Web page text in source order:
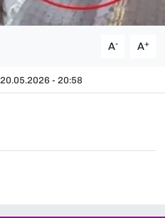
A- A+
20.05.2026 - 20:58